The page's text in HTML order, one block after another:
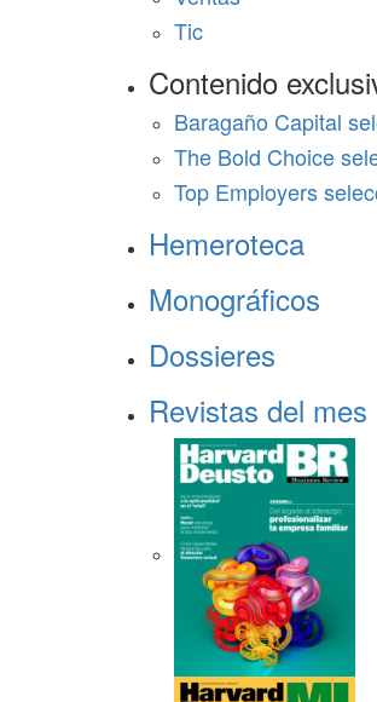
Tic
Contenido
Baragaño Capital
The Bold Choice
Top Employers
Hemeroteca
Monográficos
Dossieres
Revistas del mes